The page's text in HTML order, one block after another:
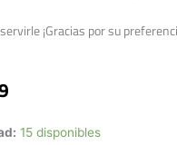
¡Gracias por su
15 disponibles